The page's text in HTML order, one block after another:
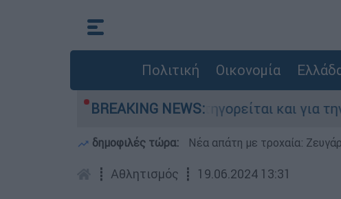
Πολιτική Οικονομία
BREAKING NEWS:
στην Ελλάδα - Κατηγορείται και για την
δημοφιλές τώρα: Νέα απάτη με τροχαία:
┋ Αθλητισμός ┋ 19.06.2024 13:31